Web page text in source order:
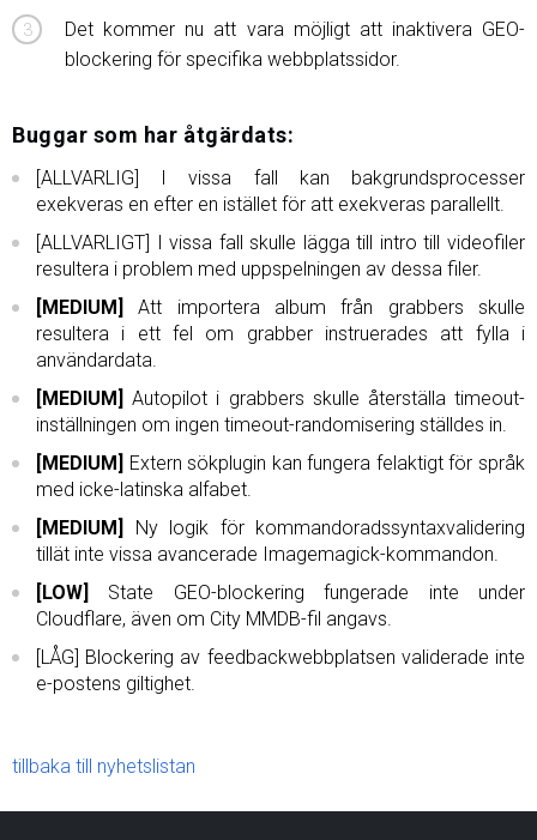
Det kommer nu att vara möjligt att inaktivera GEO-
blockering för specifika webbplatssidor.
Buggar som har åtgärdats:
[ALLVARLIG] I vissa fall kan bakgrundsprocesser
exekveras en efter en istället för att exekveras parallellt.
[ALLVARLIGT] I vissa fall skulle lägga till intro till videofiler
resultera i problem med uppspelningen av dessa filer.
[MEDIUM]
Att importera album från grabbers skulle
resultera i ett fel om grabber instruerades att fylla i
användardata.
[MEDIUM] Autopilot i grabbers skulle återställa timeout-
inställningen om ingen timeout-randomisering ställdes in.
[MEDIUM] Extern sökplugin kan fungera felaktigt för språk
med icke-latinska alfabet.
[MEDIUM]
Ny logik för kommandoradssyntaxvalidering
tillät inte vissa avancerade Imagemagick-kommandon.
[LOW]
State GEO-blockering fungerade inte under
Cloudflare, även om City MMDB-fil angavs.
[LÅG] Blockering av feedbackwebbplatsen validerade inte
e-postens giltighet.
tillbaka till nyhetslistan